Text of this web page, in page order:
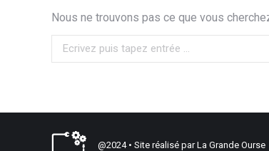
Nous ne trouvons pas ce que vous
Recherche
:
@2024 • Site réalisé parLa Grande Ourse